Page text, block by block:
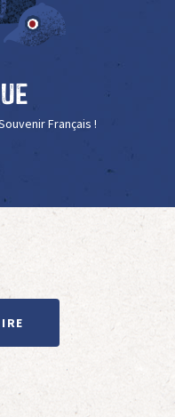
Français !